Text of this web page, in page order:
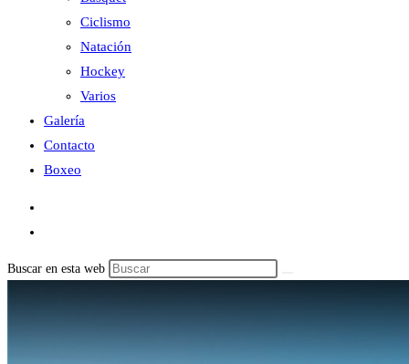
Ciclismo
Natación
Hockey
Varios
Galería
Contacto
Boxeo
Buscar en esta web